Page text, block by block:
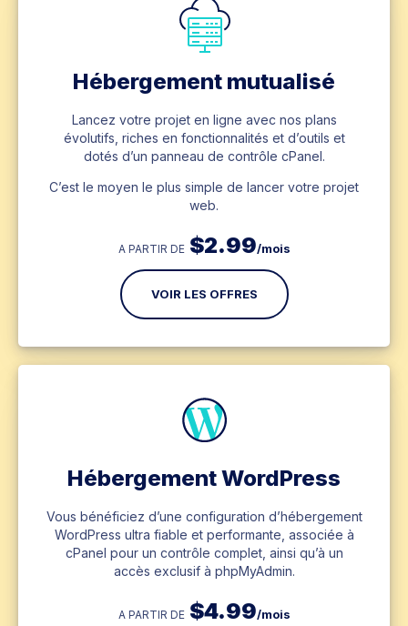
Hébergement mutualisé
Lancez votre projet en ligne avec nos plans
évolutifs, riches en fonctionnalités et d’outils et
dotés d’un panneau de contrôle cPanel.
C’est le moyen le plus simple de lancer votre projet
web.
A PARTIR DE $2.99/mois
VOIR LES OFFRES
Hébergement WordPress
Vous bénéficiez d’une configuration d’hébergement
WordPress ultra fiable et performante, associée à
cPanel pour un contrôle complet, ainsi qu’à un
accès exclusif à phpMyAdmin.
A PARTIR DE $4.99/mois